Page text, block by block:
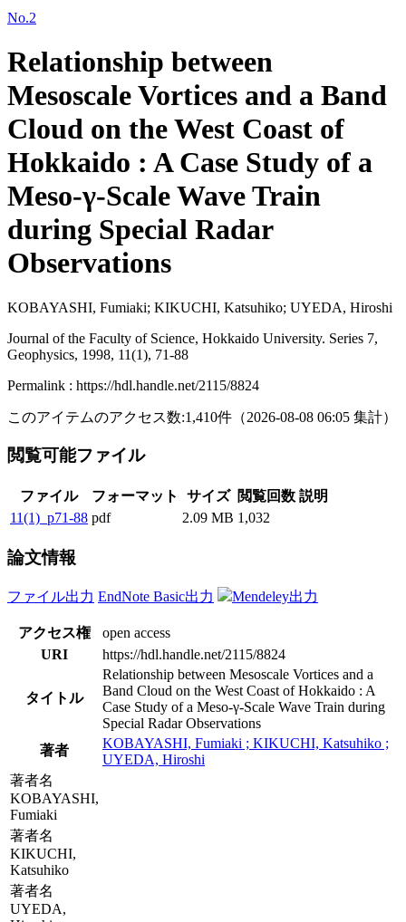
No.2
Relationship between
Mesoscale Vortices and a Band
Cloud on the West Coast of
Hokkaido : A Case Study of a
Meso-γ-Scale Wave Train
during Special Radar
Observations
KOBAYASHI, Fumiaki; KIKUCHI, Katsuhiko; UYEDA, Hiroshi
Journal of the Faculty of Science, Hokkaido University. Series 7,
Geophysics, 1998, 11(1), 71-88
Permalink : https://hdl.handle.net/2115/8824
このアイテムのアクセス数:1,410件 （2026-08-08 06:05 集計）
閲覧可能ファイル
ファイル フォーマット サイズ 閲覧回数 説明
11(1)_p71-88 pdf 2.09 MB 1,032
論文情報
ファイル出力 EndNote Basic出力 Mendeley出力
アクセス権
open access
URI
https://hdl.handle.net/2115/8824
タイトル
Relationship between Mesoscale Vortices and a
Band Cloud on the West Coast of Hokkaido : A
Case Study of a Meso-γ-Scale Wave Train during
Special Radar Observations
著者
KOBAYASHI, Fumiaki ; KIKUCHI, Katsuhiko ;
UYEDA, Hiroshi
著者名
KOBAYASHI,
Fumiaki
著者名
KIKUCHI,
Katsuhiko
著者名
UYEDA,